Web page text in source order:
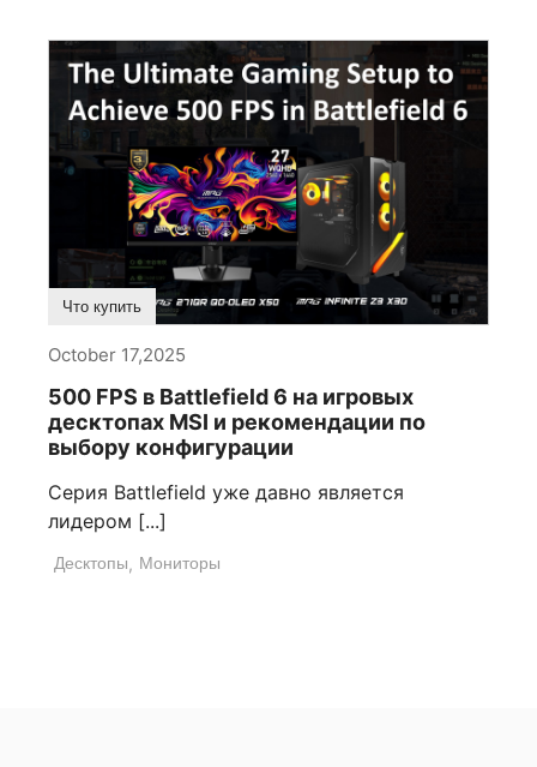
Что купить
October 17,2025
500 FPS в Battlefield 6 на игровых
десктопах MSI и рекомендации по
выбору конфигурации
Серия Battlefield уже давно является
лидером [...]
Десктопы, Мониторы